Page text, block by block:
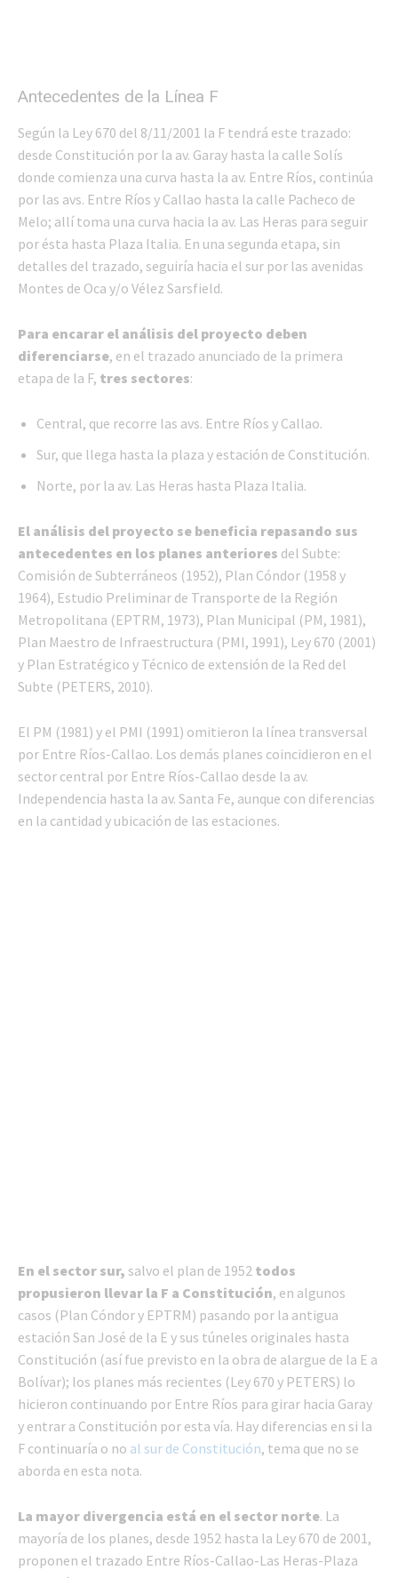
Antecedentes de la Línea F
Según la Ley 670 del 8/11/2001 la F tendrá este trazado:
desde Constitución por la av. Garay hasta la calle Solís
donde comienza una curva hasta la av. Entre Ríos, continúa
por las avs. Entre Ríos y Callao hasta la calle Pacheco de
Melo; allí toma una curva hacia la av. Las Heras para seguir
por ésta hasta Plaza Italia. En una segunda etapa, sin
detalles del trazado, seguiría hacia el sur por las avenidas
Montes de Oca y/o Vélez Sarsfield.
Para encarar el análisis del proyecto deben
diferenciarse, en el trazado anunciado de la primera
etapa de la F, tres sectores:
Central, que recorre las avs. Entre Ríos y Callao.
Sur, que llega hasta la plaza y estación de Constitución.
Norte, por la av. Las Heras hasta Plaza Italia.
El análisis del proyecto se beneficia repasando sus
antecedentes en los planes anteriores del Subte:
Comisión de Subterráneos (1952), Plan Cóndor (1958 y
1964), Estudio Preliminar de Transporte de la Región
Metropolitana (EPTRM, 1973), Plan Municipal (PM, 1981),
Plan Maestro de Infraestructura (PMI, 1991), Ley 670 (2001)
y Plan Estratégico y Técnico de extensión de la Red del
Subte (PETERS, 2010).
El PM (1981) y el PMI (1991) omitieron la línea transversal
por Entre Ríos-Callao. Los demás planes coincidieron en el
sector central por Entre Ríos-Callao desde la av.
Independencia hasta la av. Santa Fe, aunque con diferencias
en la cantidad y ubicación de las estaciones.
En el sector sur, salvo el plan de 1952 todos
propusieron llevar la F a Constitución, en algunos
casos (Plan Cóndor y EPTRM) pasando por la antigua
estación San José de la E y sus túneles originales hasta
Constitución (así fue previsto en la obra de alargue de la E a
Bolívar); los planes más recientes (Ley 670 y PETERS) lo
hicieron continuando por Entre Ríos para girar hacia Garay
y entrar a Constitución por esta vía. Hay diferencias en si la
F continuaría o no al sur de Constitución, tema que no se
aborda en esta nota.
La mayor divergencia está en el sector norte. La
mayoría de los planes, desde 1952 hasta la Ley 670 de 2001,
proponen el trazado Entre Ríos-Callao-Las Heras-Plaza